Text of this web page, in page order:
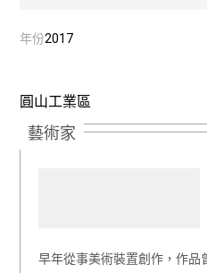
年份2017
圓山工業區
藝術家
早年從事美術裝置創作，作品